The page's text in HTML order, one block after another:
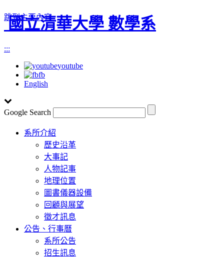
跳到主要內容
國立清華大學 數學系
:::
youtube
fb
English
Google Search
Toggle
navigation
系所介紹
歷史沿革
大事記
人物記事
地理位置
圖書儀器設備
回顧與展望
徵才訊息
公告、行事曆
系所公告
招生訊息